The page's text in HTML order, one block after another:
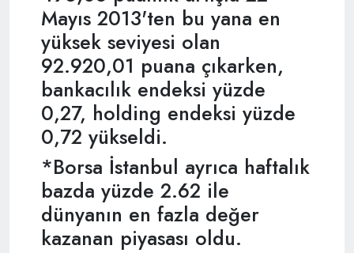
Mayıs 2013'ten bu yana en
yüksek seviyesi olan
92.920,01 puana çıkarken,
bankacılık endeksi yüzde
0,27, holding endeksi yüzde
0,72 yükseldi.
*Borsa İstanbul ayrıca haftalık
bazda yüzde 2.62 ile
dünyanın en fazla değer
kazanan piyasası oldu.